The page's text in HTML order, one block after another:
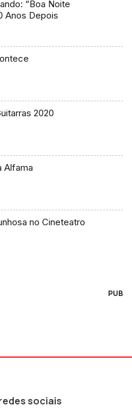
“Boa Noite
Anos Depois
2020
Alfama
no Cineteatro
PUB
sociais